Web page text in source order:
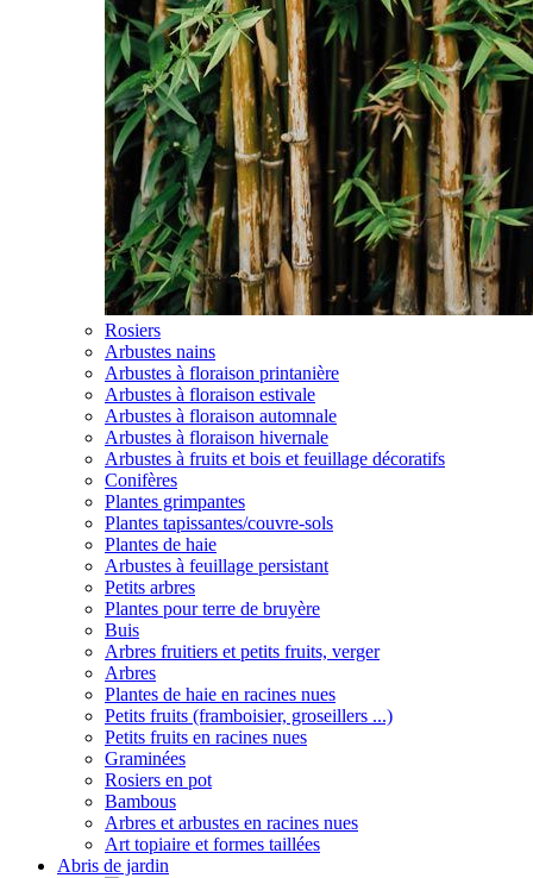
Rosiers
Arbustes nains
Arbustes à floraison printanière
Arbustes à floraison estivale
Arbustes à floraison automnale
Arbustes à floraison hivernale
Arbustes à fruits et bois et feuillage décoratifs
Conifères
Plantes grimpantes
Plantes tapissantes/couvre-sols
Plantes de haie
Arbustes à feuillage persistant
Petits arbres
Plantes pour terre de bruyère
Buis
Arbres fruitiers et petits fruits, verger
Arbres
Plantes de haie en racines nues
Petits fruits (framboisier, groseillers ...)
Petits fruits en racines nues
Graminées
Rosiers en pot
Bambous
Arbres et arbustes en racines nues
Art topiaire et formes taillées
Abris de jardin